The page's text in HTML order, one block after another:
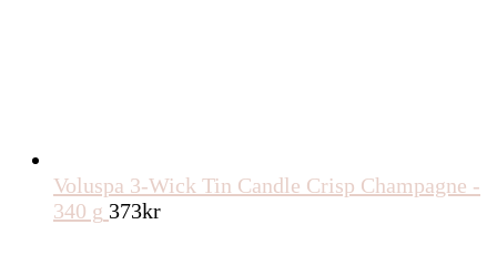
Voluspa 3-Wick Tin Candle Crisp Champagne -
340 g 373kr